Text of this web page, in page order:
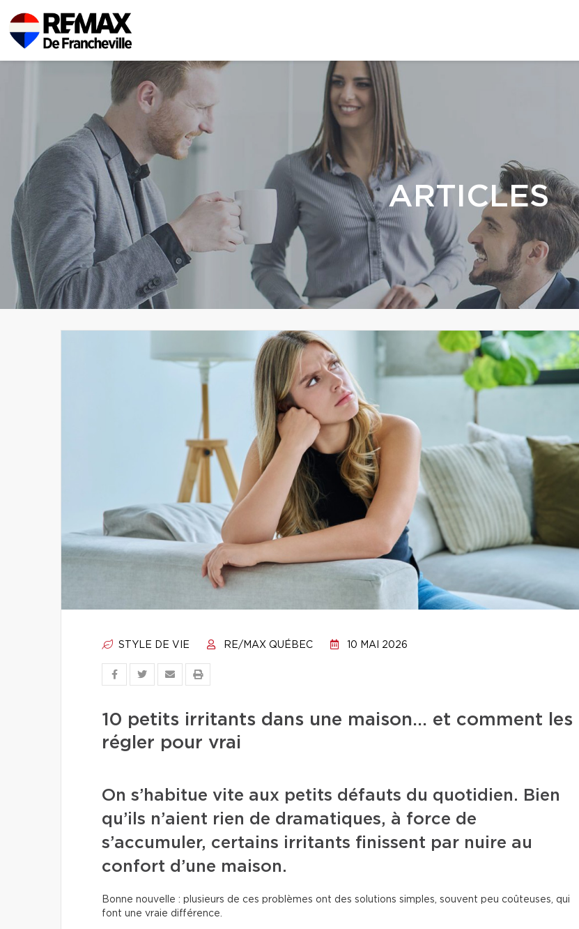
ARTICLES
STYLE DE VIE RE/MAX QUÉBEC 10 MAI 2026
10 petits irritants dans une maison… et comment les
régler pour vrai
On s’habitue vite aux petits défauts du quotidien. Bien
qu’ils n’aient rien de dramatiques, à force de
s’accumuler, certains irritants finissent par nuire au
confort d’une maison.
Bonne nouvelle : plusieurs de ces problèmes ont des solutions simples, souvent peu coûteuses, qui
font une vraie différence.